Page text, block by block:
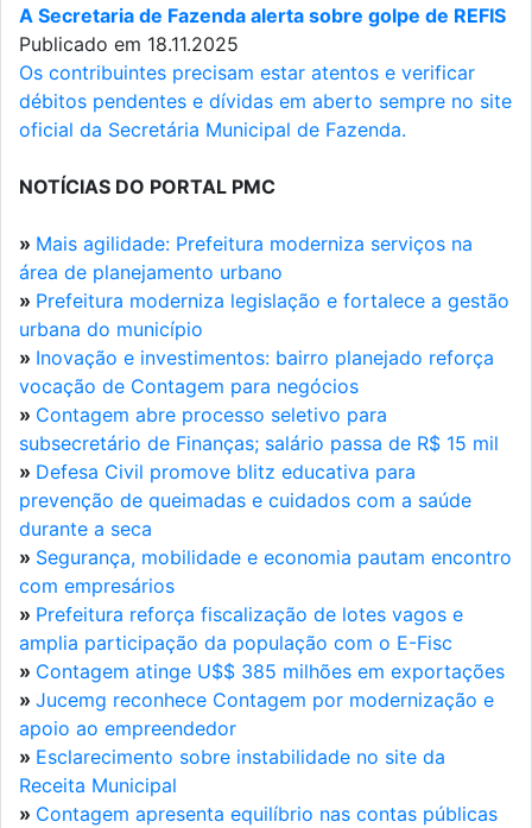
A Secretaria de Fazenda alerta sobre golpe de REFIS
Publicado em 18.11.2025
Os contribuintes precisam estar atentos e verificar
débitos pendentes e dívidas em aberto sempre no site
oficial da Secretária Municipal de Fazenda.
NOTÍCIAS DO PORTAL PMC
» Mais agilidade: Prefeitura moderniza serviços na
área de planejamento urbano
» Prefeitura moderniza legislação e fortalece a gestão
urbana do município
» Inovação e investimentos: bairro planejado reforça
vocação de Contagem para negócios
» Contagem abre processo seletivo para
subsecretário de Finanças; salário passa de R$ 15 mil
» Defesa Civil promove blitz educativa para
prevenção de queimadas e cuidados com a saúde
durante a seca
» Segurança, mobilidade e economia pautam encontro
com empresários
» Prefeitura reforça fiscalização de lotes vagos e
amplia participação da população com o E-Fisc
» Contagem atinge U$$ 385 milhões em exportações
» Jucemg reconhece Contagem por modernização e
apoio ao empreendedor
» Esclarecimento sobre instabilidade no site da
Receita Municipal
» Contagem apresenta equilíbrio nas contas públicas